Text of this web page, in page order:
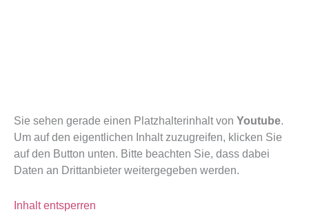
Sie sehen gera­de einen Platz­hal­ter­in­halt von You­tube.
Um auf den eigent­li­chen Inhalt zuzu­grei­fen, kli­cken Sie
auf den But­ton unten. Bit­te beach­ten Sie, dass dabei
Daten an Dritt­an­bie­ter wei­ter­ge­ge­ben wer­den.
Inhalt ent­sper­ren